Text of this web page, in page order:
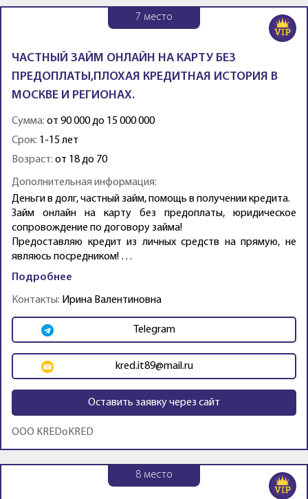
7 место
ЧАСТНЫЙ ЗАЙМ ОНЛАЙН НА КАРТУ БЕЗ
ПРЕДОПЛАТЫ,ПЛОХАЯ КРЕДИТНАЯ ИСТОРИЯ В
МОСКВЕ И РЕГИОНАХ.
Сумма: от 90 000 до 15 000 000
Срок: 1-15 лет
Возраст: от 18 до 70
Дополнительная информация:
Деньги в долг, частный займ, помощь в получении кредита.
Займ онлайн на карту без предоплаты, юридическое
сопровождение по договору займа!
Предоставляю кредит из личных средств на прямую, не
являюсь посредником! …
Подробнее
Контакты: Ирина Валентиновна
Telegram
kred.it89@mail.ru
Оставить заявку через сайт
OOO KREDoKRED
8 место